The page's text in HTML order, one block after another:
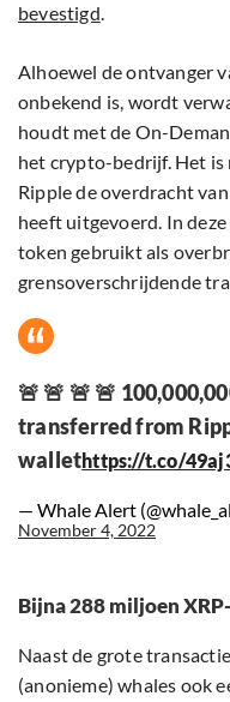
bevestigd.
Alhoewel de ontvanger
onbekend is, wordt
houdt met de On-
het crypto-bedrijf. Het is
Ripple de overdracht
heeft uitgevoerd. In
token gebruikt als
grensoverschrijdende
🚨 🚨 🚨 🚨
transferred from
wallethttps://t.co/
— Whale Alert
November 4, 2022
Bijna 288 miljoen
Naast de grote
(anonieme) whales ook